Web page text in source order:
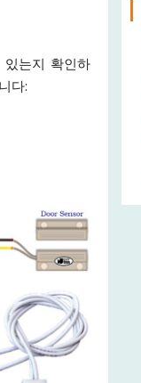
는지 확인하
다: